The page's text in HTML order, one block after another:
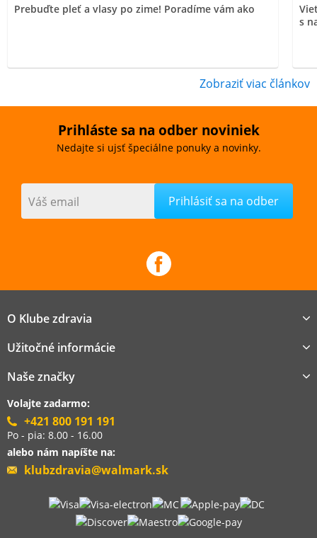
Prebuďte pleť a vlasy po zime! Poradíme vám ako
s
Zobraziť viac článkov
Prihláste sa na odber noviniek
Nedajte si ujsť špeciálne ponuky a novinky.
Váš email
O Klube zdravia
Užitočné informácie
Naše značky
Volajte zadarmo:
+421 800 191 191
Po - pia: 8.00 - 16.00
alebo nám napíšte na:
klubzdravia@walmark.sk